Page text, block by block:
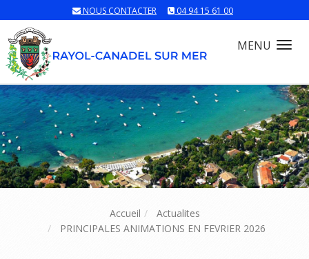
NOUS CONTACTER 04 94 15 61 00
MENU
Accueil
Actualites
PRINCIPALES ANIMATIONS EN FEVRIER 2026